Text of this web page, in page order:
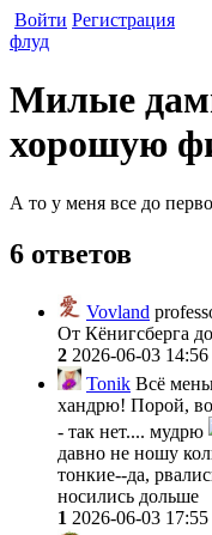
Войти Регистрация
флуд
Милые
хорошую
А то у меня все до
6 ответов
Vovland
От Кёнигсберга
2 2026-06-03 14:56
Tonik Всё
хандрю! Порой,
- так нет.... мудрю
давно не ношу
тонкие--да,
носились дольше
1 2026-06-03 17:55